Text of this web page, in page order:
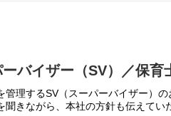
バイザー（SV）／保育
理するSV（スーパーバイザー）の
きながら、本社の方針も伝えてい